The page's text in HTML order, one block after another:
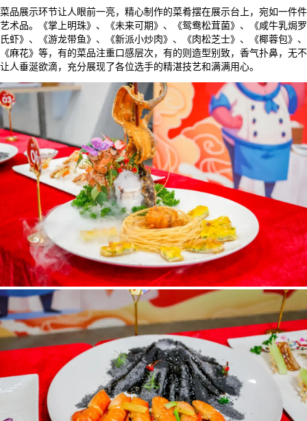
菜品展示环节让人眼前一亮，精心制作的菜肴摆在展示台上，宛如一件件
艺术品。《掌上明珠》、《未来可期》、《鸳鸯松茸菌》、《咸牛乳焗罗
氏虾》、《游龙带鱼》、《新派小炒肉》、《肉松芝士》、《椰蓉包》、
《麻花》等，有的菜品注重口感层次，有的则造型别致，香气扑鼻，无不
让人垂涎欲滴，充分展现了各位选手的精湛技艺和满满用心。